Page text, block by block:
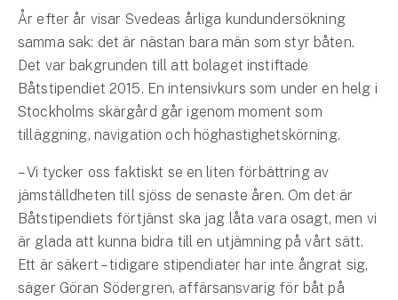
Jakthundsförsäkring
Kattförsäkring
Djurförsäkring
Hem & hus
Villaförsäkring
Bostadsrättsförsäkring
Hyresrättsförsäkring
År efter år visar Svedeas årliga kundundersökning
samma sak: det är nästan bara män som styr båten.
Det var bakgrunden till att bolaget instiftade
Båtstipendiet 2015. En intensivkurs som under en helg i
Stockholms skärgård går igenom moment som
tilläggning, navigation och höghastighetskörning.
– Vi tycker oss faktiskt se en liten förbättring av
jämställdheten till sjöss de senaste åren. Om det är
Båtstipendiets förtjänst ska jag låta vara osagt, men vi
är glada att kunna bidra till en utjämning på vårt sätt.
Ett är säkert – tidigare stipendiater har inte ångrat sig,
säger Göran Södergren, affärsansvarig för båt på